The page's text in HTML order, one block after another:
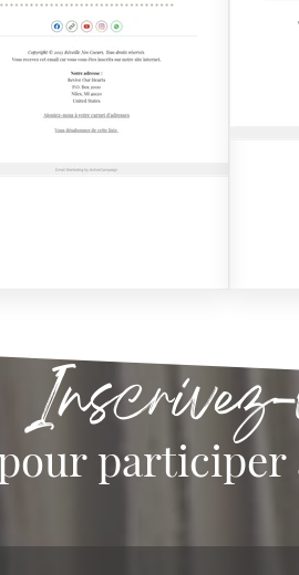
Inscrivez-
participer